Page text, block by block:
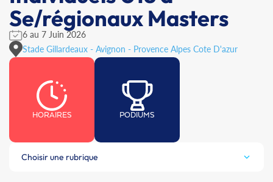
Se/régionaux Masters
6 au 7 Juin 2026
Stade Gillardeaux - Avignon - Provence Alpes Cote D'azur
HORAIRES PODIUMS
Choisir une rubrique